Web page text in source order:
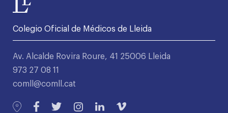
Colegio Oficial de Médicos de Lleida
Av. Alcalde Rovira Roure, 41 25006 Lleida
973 27 08 11
comll@comll.cat